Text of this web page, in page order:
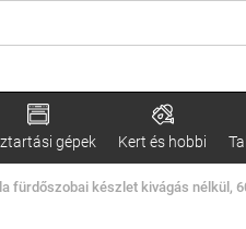
gépek Kert és hobbi
fürdőszobai készlet kivágás nélkül,